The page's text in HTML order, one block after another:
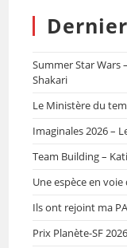
Summer Star Wars
Shakari
Le Ministère du
Imaginales 2026 –
Team Building –
Une espèce en
Ils ont rejoint ma
Prix Planète-SF